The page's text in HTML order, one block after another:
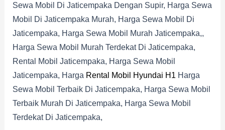
Sewa Mobil Di Jaticempaka Dengan Supir, Harga Sewa
Mobil Di Jaticempaka Murah, Harga Sewa Mobil Di
Jaticempaka, Harga Sewa Mobil Murah Jaticempaka,,
Harga Sewa Mobil Murah Terdekat Di Jaticempaka,
Rental Mobil Jaticempaka, Harga Sewa Mobil
Jaticempaka, Harga Rental Mobil Hyundai H1 Harga
Sewa Mobil Terbaik Di Jaticempaka, Harga Sewa Mobil
Terbaik Murah Di Jaticempaka, Harga Sewa Mobil
Terdekat Di Jaticempaka,